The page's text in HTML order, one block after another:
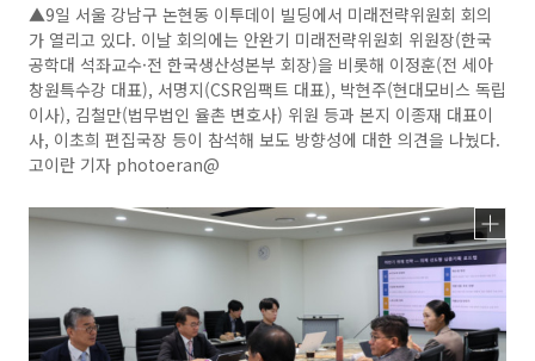
▲9일 서울 강남구 논현동 이투데이 빌딩에서 미래전략위원회 회의
가 열리고 있다. 이날 회의에는 안완기 미래전략위원회 위원장(한국
공학대 석좌교수·전 한국생산성본부 회장)을 비롯해 이정훈(전 세아
창원특수강 대표), 서명지(CSR임팩트 대표), 박현주(현대모비스 독립
이사), 김철만(법무법인 율촌 변호사) 위원 등과 본지 이종재 대표이
사, 이초희 편집국장 등이 참석해 보도 방향성에 대한 의견을 나눴다.
고이란 기자 photoeran@